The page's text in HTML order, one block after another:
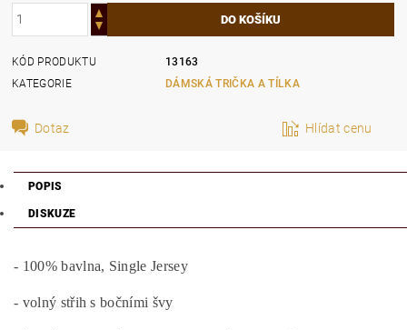
KÓD PRODUKTU
13163
KATEGORIE
DÁMSKÁ TRIČKA A TÍLKA
Dotaz Hlídat cenu
POPIS
DISKUZE
- 100% bavlna, Single Jersey
- volný střih s bočními švy